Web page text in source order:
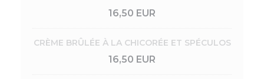
16,50 EUR
CRÈME BRÛLÉE À LA CHICORÉE ET SPÉCULOS
16,50 EUR